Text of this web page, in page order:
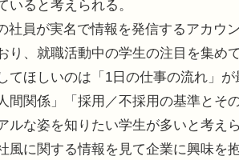
いると考えられる。
員が実名で情報を発信するアカウ
り、就職活動中の学生の注目を集め
ほしいのは「1日の仕事の流れ」
間関係」「採用／不採用の基準とそ
ルな姿を知りたい学生が多いと考えら
に関する情報を見て企業に興味を